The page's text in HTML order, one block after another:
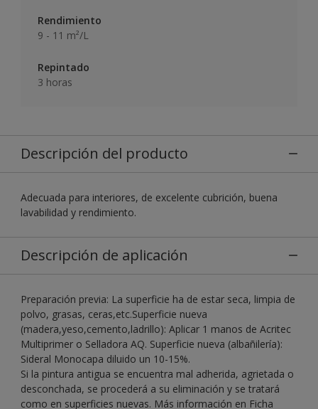
Rendimiento
9 - 11 m²/L
Repintado
3 horas
Descripción del producto
Adecuada para interiores, de excelente cubrición, buena
lavabilidad y rendimiento.
Descripción de aplicación
Preparación previa: La superficie ha de estar seca, limpia de
polvo, grasas, ceras,etc.Superficie nueva
(madera,yeso,cemento,ladrillo): Aplicar 1 manos de Acritec
Multiprimer o Selladora AQ. Superficie nueva (albañilería):
Sideral Monocapa diluido un 10-15%.
Si la pintura antigua se encuentra mal adherida, agrietada o
desconchada, se procederá a su eliminación y se tratará
como en superficies nuevas. Más información en Ficha